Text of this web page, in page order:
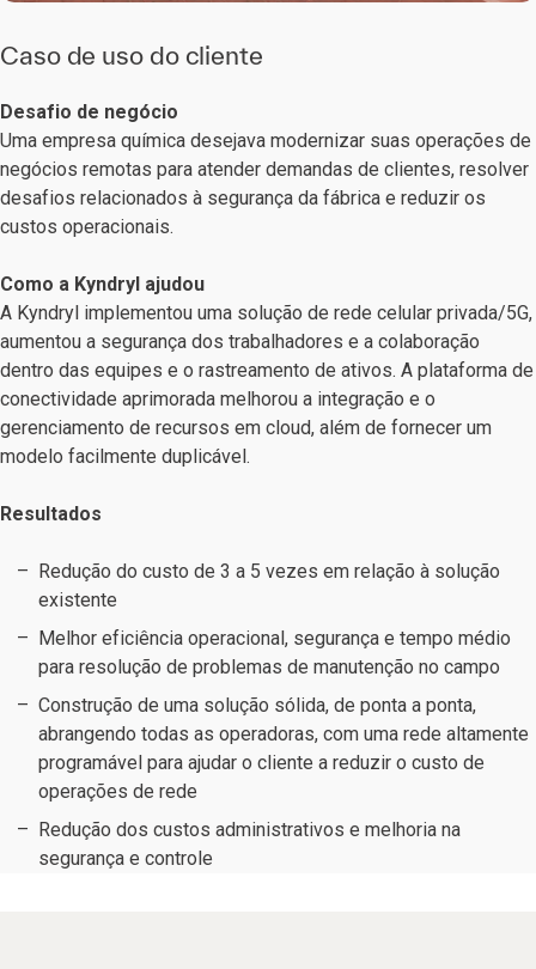
Caso de uso do cliente
Desafio de negócio
Uma empresa química desejava modernizar suas operações de
negócios remotas para atender demandas de clientes, resolver
desafios relacionados à segurança da fábrica e reduzir os
custos operacionais.
Como a Kyndryl ajudou
A Kyndryl implementou uma solução de rede celular privada/5G,
aumentou a segurança dos trabalhadores e a colaboração
dentro das equipes e o rastreamento de ativos. A plataforma de
conectividade aprimorada melhorou a integração e o
gerenciamento de recursos em cloud, além de fornecer um
modelo facilmente duplicável.
Resultados
Redução do custo de 3 a 5 vezes em relação à solução
existente
Melhor eficiência operacional, segurança e tempo médio
para resolução de problemas de manutenção no campo
Construção de uma solução sólida, de ponta a ponta,
abrangendo todas as operadoras, com uma rede altamente
programável para ajudar o cliente a reduzir o custo de
operações de rede
Redução dos custos administrativos e melhoria na
segurança e controle